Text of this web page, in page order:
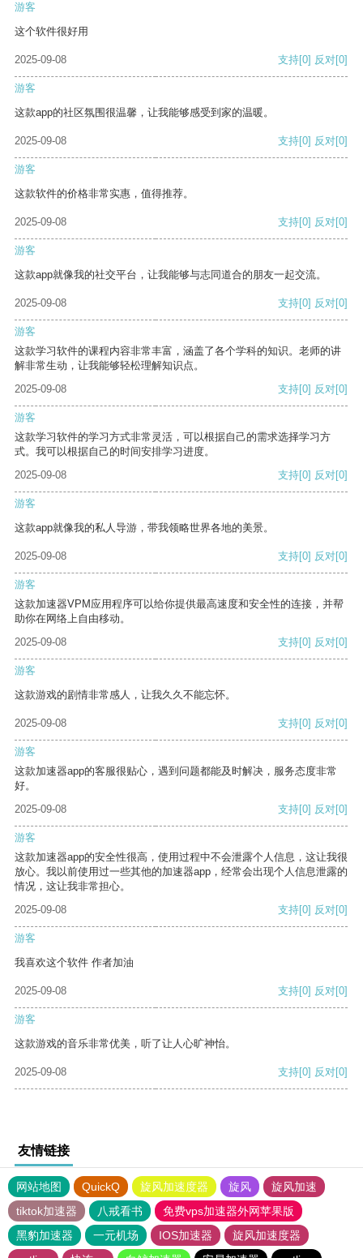
游客
这个软件很好用
2025-09-08 支持[0] 反对[0]
游客
这款app的社区氛围很温馨，让我能够感受到家的温暖。
2025-09-08 支持[0] 反对[0]
游客
这款软件的价格非常实惠，值得推荐。
2025-09-08 支持[0] 反对[0]
游客
这款app就像我的社交平台，让我能够与志同道合的朋友一起交流。
2025-09-08 支持[0] 反对[0]
游客
这款学习软件的课程内容非常丰富，涵盖了各个学科的知识。老师的讲
解非常生动，让我能够轻松理解知识点。
2025-09-08
支持[0] 反对[0]
游客
这款学习软件的学习方式非常灵活，可以根据自己的需求选择学习方
式。我可以根据自己的时间安排学习进度。
2025-09-08
支持[0] 反对[0]
游客
这款app就像我的私人导游，带我领略世界各地的美景。
2025-09-08 支持[0] 反对[0]
游客
这款加速器VPM应用程序可以给你提供最高速度和安全性的连接，并帮
助你在网络上自由移动。
2025-09-08
支持[0] 反对[0]
游客
这款游戏的剧情非常感人，让我久久不能忘怀。
2025-09-08 支持[0] 反对[0]
游客
这款加速器app的客服很贴心，遇到问题都能及时解决，服务态度非常
好。
2025-09-08
支持[0] 反对[0]
游客
这款加速器app的安全性很高，使用过程中不会泄露个人信息，这让我很
放心。我以前使用过一些其他的加速器app，经常会出现个人信息泄露的
情况，这让我非常担心。
2025-09-08
支持[0] 反对[0]
游客
我喜欢这个软件 作者加油
2025-09-08 支持[0] 反对[0]
游客
这款游戏的音乐非常优美，听了让人心旷神怡。
2025-09-08 支持[0] 反对[0]
友情链接
网站地图 QuickQ 旋风加速度器 旋风
旋风加速
tiktok加速器
八戒看书
免费vps加速器外网苹果版
黑豹加速器
一元机场 IOS加速器
旋风加速度器